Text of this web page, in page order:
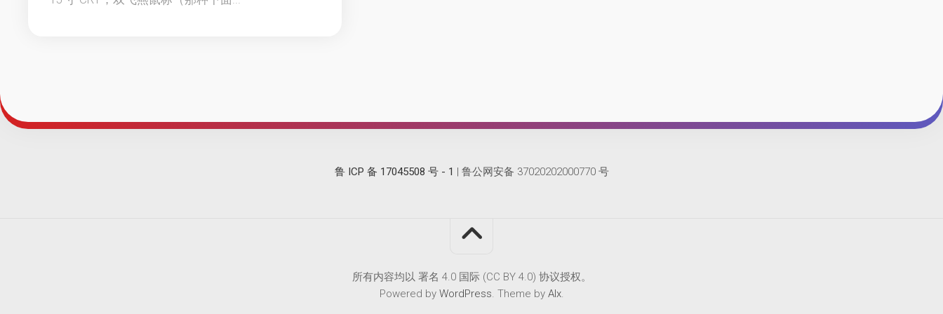
鲁 ICP 备 17045508 号 - 1 | 鲁公网安备 37020202000770 号
所有内容均以 署名 4.0 国际 (CC BY 4.0) 协议授权。
Powered by WordPress. Theme by Alx.